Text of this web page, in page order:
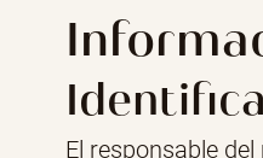
El responsable